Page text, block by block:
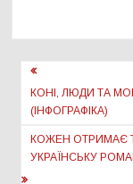
Навігація
записів
КОНІ, ЛЮДИ ТА
(ІНФОГРАФІКА)
КОЖЕН ОТРИМАЄ
УКРАЇНСЬКУ